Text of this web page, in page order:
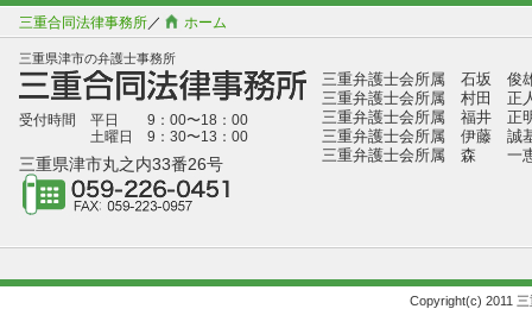
三重合同法律事務所／ ホーム
三重県津市の弁護士事務所
受付時間 平日 9：00〜18：00
土曜日 9：30〜13：00
三重県津市丸之内33番26号
三重弁護士会所属 石坂 俊
三重弁護士会所属 村田 正
三重弁護士会所属 福井 正
三重弁護士会所属 伊藤 誠
三重弁護士会所属 森 一
Copyright(c) 2011